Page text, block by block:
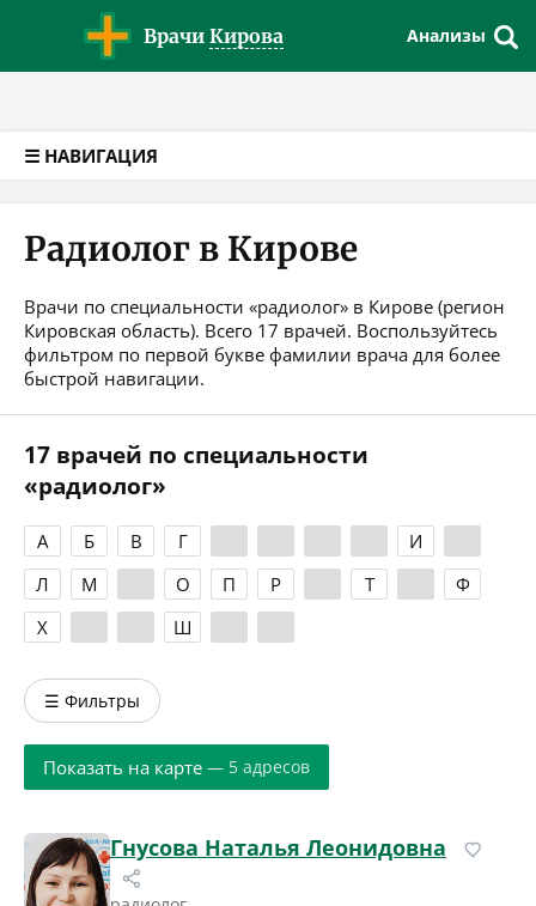
Врачи Кирова Анализы
☰ НАВИГАЦИЯ
Радиолог в Кирове
Врачи по специальности «радиолог» в Кирове (регион
Кировская область). Всего 17 врачей. Воспользуйтесь
фильтром по первой букве фамилии врача для более
быстрой навигации.
17 врачей по специальности
«радиолог»
А Б В Г И
Л
М О П Р Т
Ф
Х
Ш
☰ Фильтры
Показать на карте — 5 адресов
Гнусова Наталья Леонидовна